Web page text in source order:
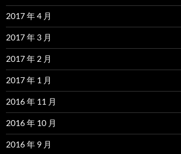
2017 年 4 月
2017 年 3 月
2017 年 2 月
2017 年 1 月
2016 年 11 月
2016 年 10 月
2016 年 9 月